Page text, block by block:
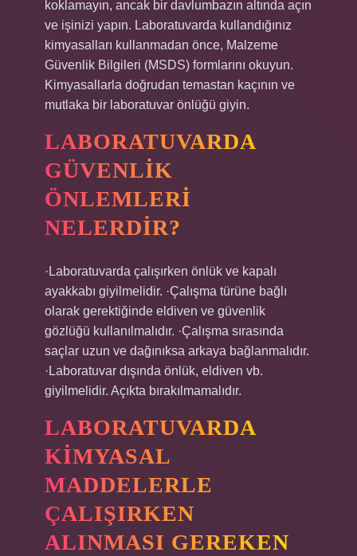
koklamayın, ancak bir davlumbazın altında açın
ve işinizi yapın. Laboratuvarda kullandığınız
kimyasalları kullanmadan önce, Malzeme
Güvenlik Bilgileri (MSDS) formlarını okuyun.
Kimyasallarla doğrudan temastan kaçının ve
mutlaka bir laboratuvar önlüğü giyin.
LABORATUVARDA
GÜVENLIK
ÖNLEMLERI
NELERDIR?
·Laboratuvarda çalışırken önlük ve kapalı
ayakkabı giyilmelidir. ·Çalışma türüne bağlı
olarak gerektiğinde eldiven ve güvenlik
gözlüğü kullanılmalıdır. ·Çalışma sırasında
saçlar uzun ve dağınıksa arkaya bağlanmalıdır.
·Laboratuvar dışında önlük, eldiven vb.
giyilmelidir. Açıkta bırakılmamalıdır.
LABORATUVARDA
KIMYASAL
MADDELERLE
ÇALIŞIRKEN
ALINMASI GEREKEN